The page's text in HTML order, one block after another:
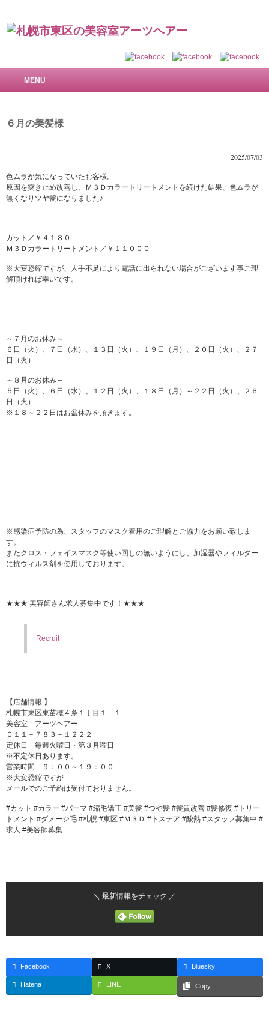
MENU
６月の美髪様
2025/07/03
色ムラが気になっていたお客様。
原因を突き止め改善し、Ｍ３Ｄカラートリートメントを続けた結果、色ムラが
無くなりツヤ髪になりました♪
カット／￥４１８０
Ｍ３Ｄカラートリートメント／￥１１０００
※大変恐縮ですが、人手不足により電話に出られない場合がございます事ご理
解頂ければ幸いです。
～７月のお休み～
６日（火）、７日（水）、１３日（火）、１９日（月）、２０日（火）、２７
日（火）
～８月のお休み～
５日（火）、６日（水）、１２日（火）、１８日（月）～２２日（火）、２６
日（火）
※１８～２２日はお盆休みを頂きます。
※感染症予防の為、スタッフのマスク着用のご理解とご協力をお願い致しま
す。
またクロス・フェイスマスク等使い回しの無いようにし、加湿器やフィルター
に抗ウィルス剤を使用しております。
★★★ 美容師さん求人募集中です！★★★
Recruit
【店舗情報 】
札幌市東区東苗穂４条１丁目１－１
美容室 アーツヘアー
０１１－７８３－１２２２
定休日 毎週火曜日・第３月曜日
※不定休日あります。
営業時間 ９：００～１９：００
※大変恐縮ですが
メールでのご予約は受付ておりません。
#カット #カラー #パーマ #縮毛矯正 #美髪 #つや髪 #髪質改善 #髪修復 #トリー
トメント #ダメージ毛 #札幌 #東区 #Ｍ３Ｄ #トステア #酸熱 #スタッフ募集中 #
求人 #美容師募集
＼ 最新情報をチェック ／
Facebook X Bluesky
Hatena LINE Copy